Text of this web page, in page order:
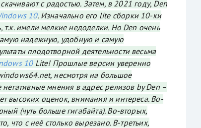
с радостью. Затем, в 2021 году, Den
10. Изначально его lite сборки 10-ки
имели мелкие недоделки. Но Den очень
надежную, удобную и самую
плодотворной деятельности весьма
10Lite! Прошлые версии уверенно
несмотря на большое
негативные мнения в адрес релизов by Den –
высоких оценок, внимания и интереса. Во-
(чуть больше гигабайта). Во-вторых,
что с неё столько вырезано. В-третьих,